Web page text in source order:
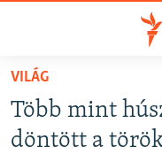
Akadálymentes
Ugrás
oldalra
NAPIRENDEN
AKTUÁLIS
VILÁG
Több mint
döntött a